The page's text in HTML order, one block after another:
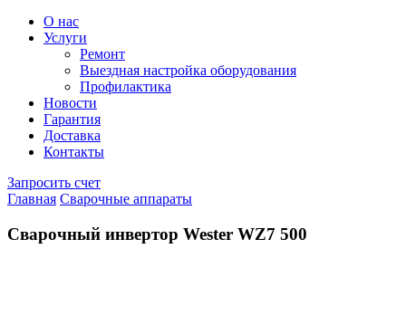
О нас
Услуги
Ремонт
Выездная настройка оборудования
Профилактика
Новости
Гарантия
Доставка
Контакты
Запросить счет
Главная Сварочные аппараты
Сварочный инвертор Wester WZ7 500